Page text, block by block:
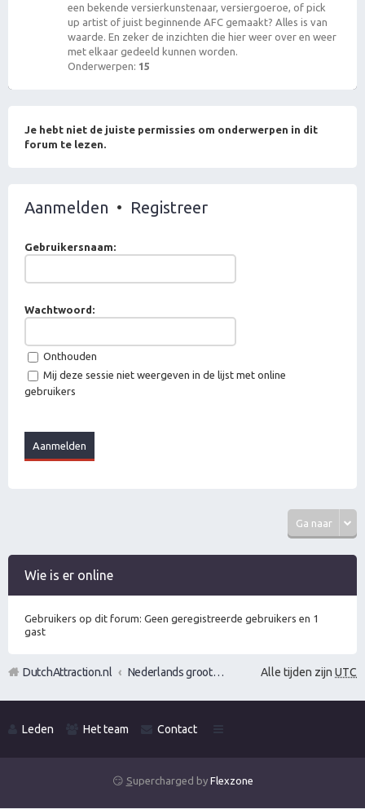
een bekende versierkunstenaar, versiergoeroe, of pick
up artist of juist beginnende AFC gemaakt? Alles is van
waarde. En zeker de inzichten die hier weer over en weer
met elkaar gedeeld kunnen worden.
Onderwerpen: 15
Je hebt niet de juiste permissies om onderwerpen in dit
forum te lezen.
Aanmelden • Registreer
Gebruikersnaam:
Wachtwoord:
Onthouden
Mij deze sessie niet weergeven in de lijst met online
gebruikers
Ga naar
Wie is er online
Gebruikers op dit forum: Geen geregistreerde gebruikers en 1
gast
Alle tijden zijn UTC
DutchAttraction.nl Nederlands grootste Dutch Attraction, Lifestyle, Vrouwen versieren en Pick-Up (PUA) Forum
Leden Het team Contact
😏 Supercharged by Flexzone